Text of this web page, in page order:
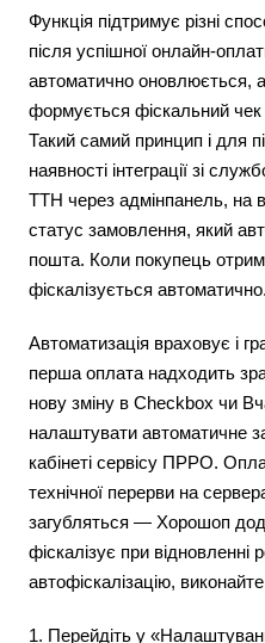
Функція підтримує різні
після успішної онлайн-
автоматично оновлюється, а
формується фіскальний
Такий самий принцип і для
наявності інтеграції зі
ТТН через адмінпанель, на
статус замовлення, який
пошта. Коли покупець
фіскалізується автоматично.
Автоматизація враховує і
перша оплата надходить
нову зміну в Checkbox чи
налаштувати автоматичне
кабінеті сервісу ПРРО.
технічної перерви на
загубляться — Хорошоп
фіскалізує при
автофіскалізацію,
Перейдіть у